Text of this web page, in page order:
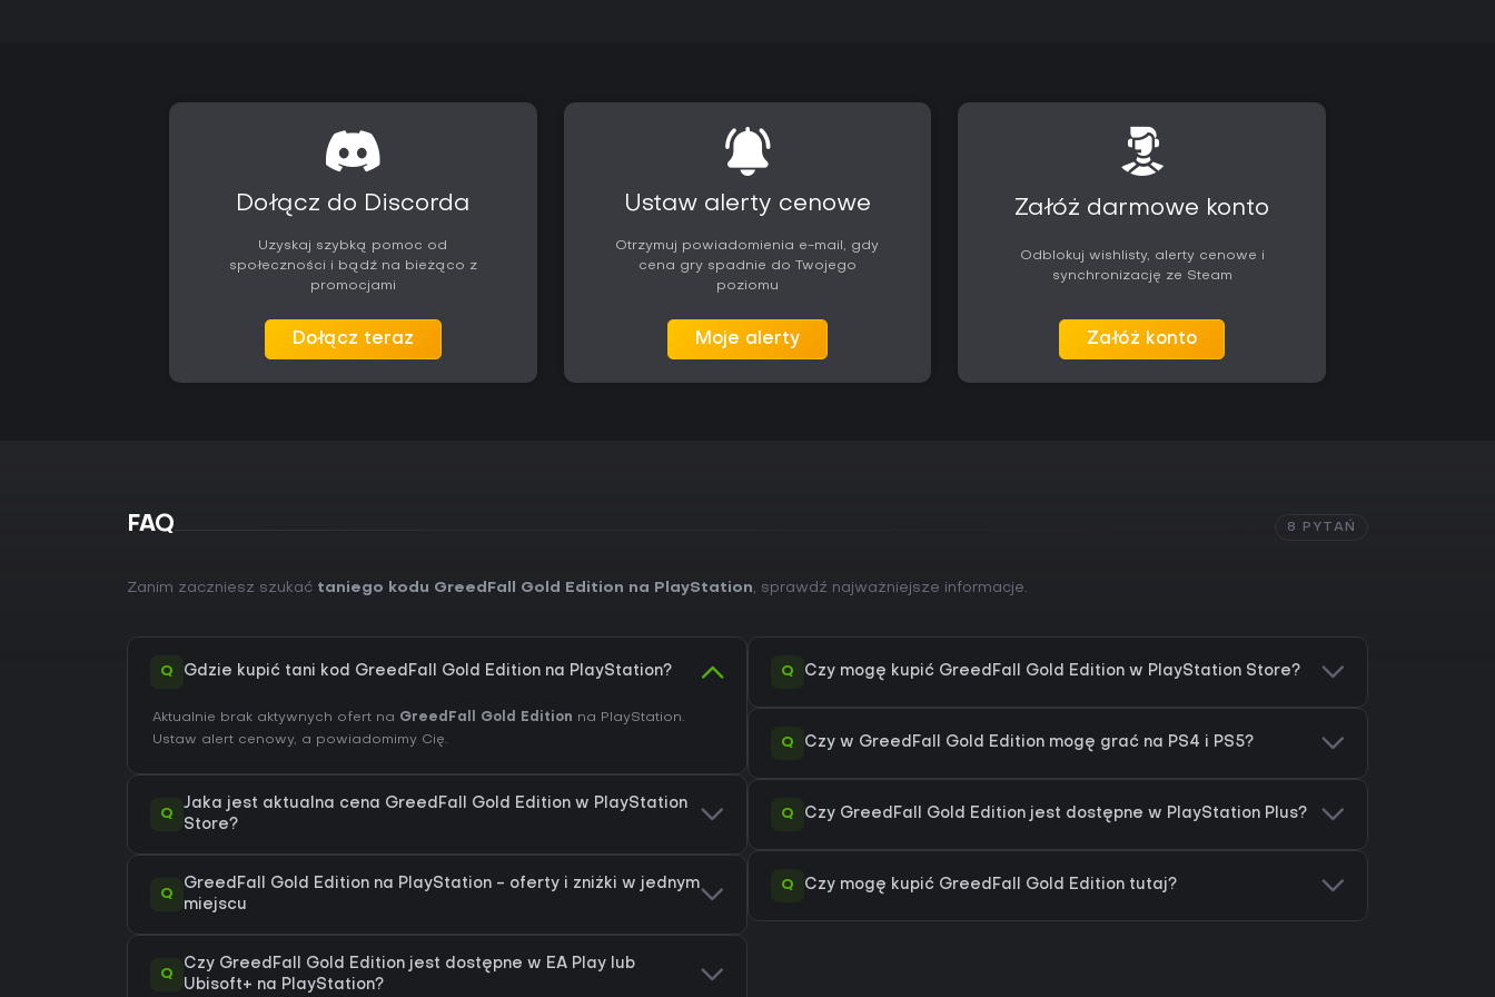
Dołącz do Discorda
Uzyskaj szybką pomoc od
społeczności i bądź na bieżąco z
promocjami
Dołącz teraz
Ustaw alerty cenowe
Otrzymuj powiadomienia e-mail, gdy
cena gry spadnie do Twojego
poziomu
Moje alerty
Załóż darmowe konto
Odblokuj wishlisty, alerty cenowe i
synchronizację ze Steam
Załóż konto
FAQ 8 PYTAŃ
Zanim zaczniesz szukać taniego kodu GreedFall Gold Edition na PlayStation, sprawdź najważniejsze informacje.
Q Gdzie kupić tani kod GreedFall Gold Edition na PlayStation?
Aktualnie brak aktywnych ofert na GreedFall Gold Edition na PlayStation.
Ustaw alert cenowy, a powiadomimy Cię.
Q
Jaka jest aktualna cena GreedFall Gold Edition w PlayStation
Store?
Q
GreedFall Gold Edition na PlayStation - oferty i zniżki w jednym
miejscu
Q
Czy GreedFall Gold Edition jest dostępne w EA Play lub
Ubisoft+ na PlayStation?
Q Czy mogę kupić GreedFall Gold Edition w PlayStation Store?
Q Czy w GreedFall Gold Edition mogę grać na PS4 i PS5?
Q Czy GreedFall Gold Edition jest dostępne w PlayStation Plus?
Q Czy mogę kupić GreedFall Gold Edition tutaj?